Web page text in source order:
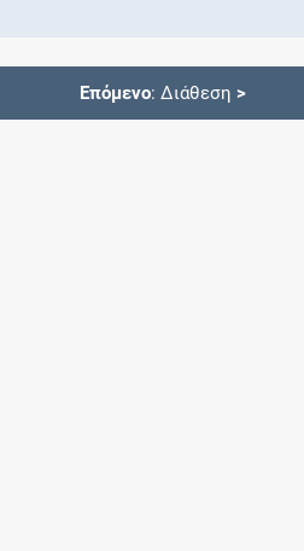
Επόμενο: Διάθεση >